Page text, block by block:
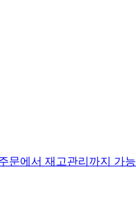
문에서 재고관리까지 가능